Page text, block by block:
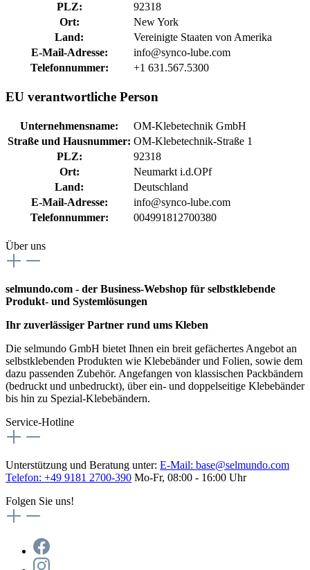
PLZ:
92318
Ort:
New York
Land:
Vereinigte Staaten von Amerika
E-Mail-Adresse:
info@synco-lube.com
Telefonnummer:
+1 631.567.5300
EU verantwortliche Person
Unternehmensname:
OM-Klebetechnik GmbH
Straße und Hausnummer: OM-Klebetechnik-Straße 1
PLZ:
92318
Ort:
Neumarkt i.d.OPf
Land:
Deutschland
E-Mail-Adresse:
info@synco-lube.com
Telefonnummer:
004991812700380
Über uns
selmundo.com - der Business-Webshop für selbstklebende
Produkt- und Systemlösungen
Ihr zuverlässiger Partner rund ums Kleben
Die selmundo GmbH bietet Ihnen ein breit gefächertes Angebot an
selbstklebenden Produkten wie Klebebänder und Folien, sowie dem
dazu passenden Zubehör. Angefangen von klassischen Packbändern
(bedruckt und unbedruckt), über ein- und doppelseitige Klebebänder
bis hin zu Spezial-Klebebändern.
Service-Hotline
Unterstützung und Beratung unter: E-Mail: base@selmundo.com
Telefon: +49 9181 2700-390 Mo-Fr, 08:00 - 16:00 Uhr
Folgen Sie uns!